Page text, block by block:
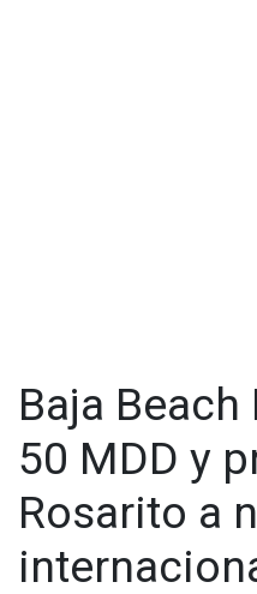
Baja Beach
50 MDD y
Rosarito a